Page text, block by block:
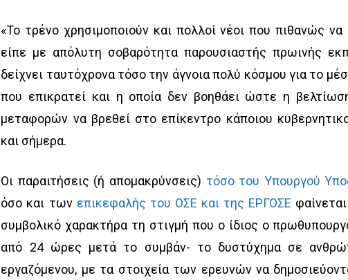
«Το τρένο χρησιμοποιούν και πολλοί νέοι που πιθανώς να
είπε με απόλυτη σοβαρότητα παρουσιαστής πρωινής
δείχνει ταυτόχρονα τόσο την άγνοια πολύ κόσμου για το
που επικρατεί και η οποία δεν βοηθάει ώστε η
μεταφορών να βρεθεί στο επίκεντρο κάποιου
και σήμερα.
Οι παραιτήσεις (ή απομακρύνσεις) τόσο του Υπουργού
όσο και των επικεφαλής του ΟΣΕ και της ΕΡΓΟΣΕ
συμβολικό χαρακτήρα τη στιγμή που ο ίδιος ο
από 24 ώρες μετά το συμβάν- το δυστύχημα σε
εργαζόμενου, με τα στοιχεία των ερευνών να